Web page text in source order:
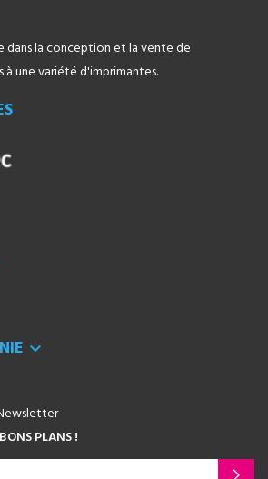
dans la conception et la vente de
une variété d'imprimantes.

PLANS !